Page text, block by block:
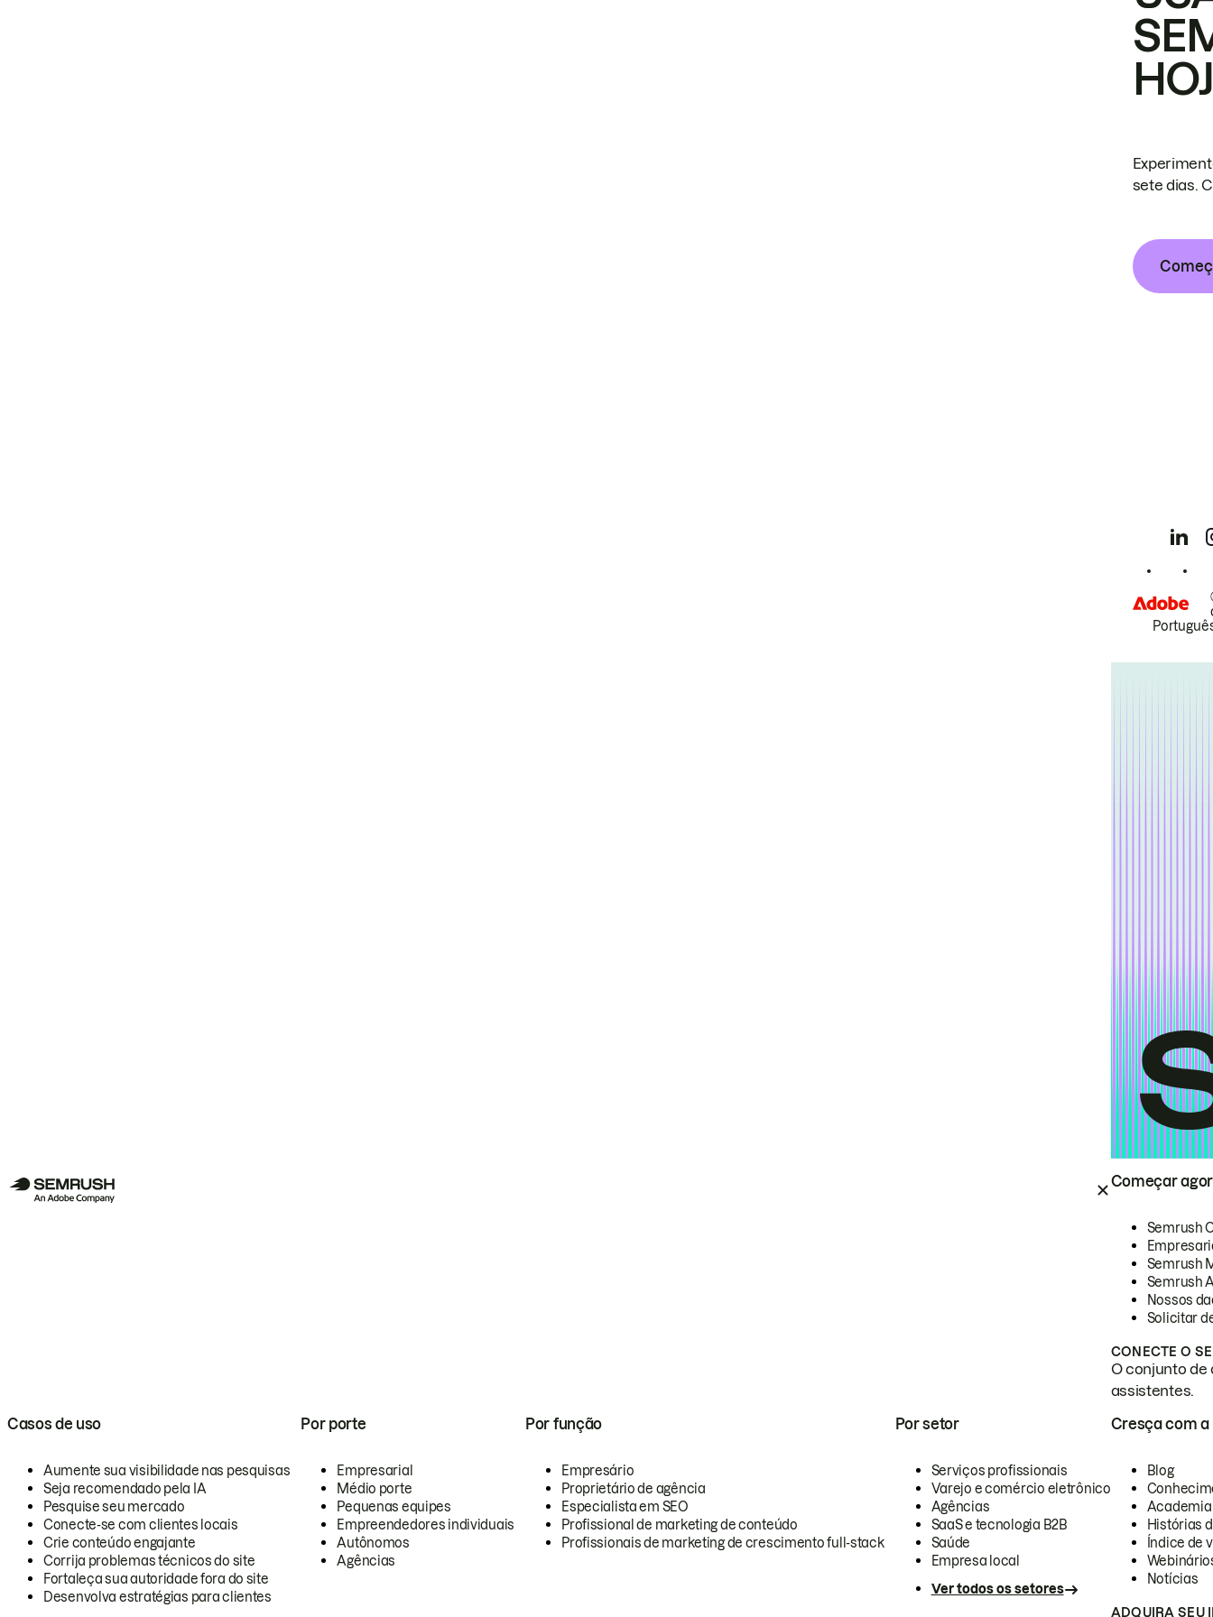
Começar
Semrush
Semrush
Semrush
Nossos
Solicitar
CONECTE O
O conjunto de
assistentes.
Casos de uso
Aumente sua visibilidade nas pesquisas
Seja recomendado pela IA
Pesquise seu mercado
Conecte-se com clientes locais
Crie conteúdo engajante
Corrija problemas técnicos do site
Fortaleça sua autoridade fora do site
Desenvolva estratégias para clientes
Por porte
Empresarial
Médio porte
Pequenas equipes
Empreendedores individuais
Autônomos
Agências
Por função
Empresário
Proprietário de agência
Especialista em SEO
Profissional de marketing de conteúdo
Profissionais de marketing de crescimento full-stack
Por setor
Serviços profissionais
Varejo e comércio eletrônico
Agências
SaaS e tecnologia B2B
Saúde
Empresa local
Ver todos os setores
Cresça com a
Blog
Academia
Histórias
Índice de
Notícias
ADQUIRA SEU
sete dias.